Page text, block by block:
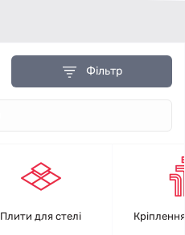
Фільтр
Плити для стелі